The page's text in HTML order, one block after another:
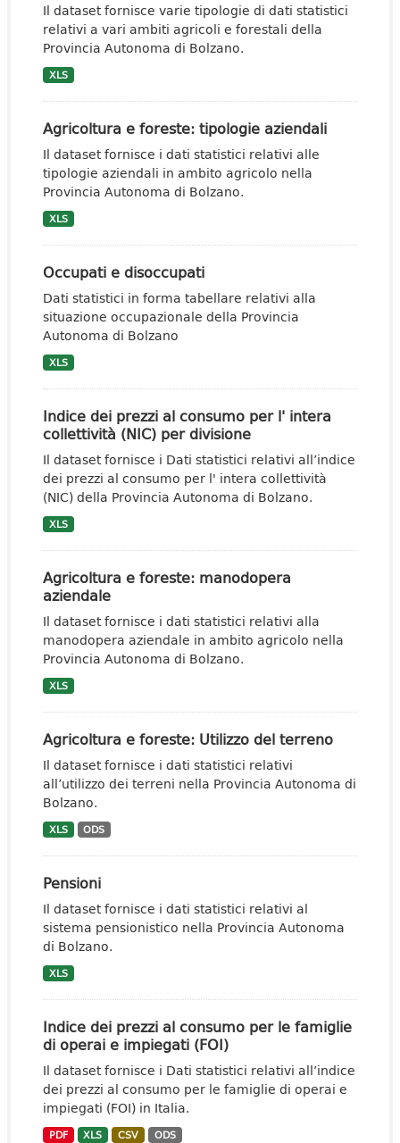
Il dataset fornisce varie tipologie di dati statistici
relativi a vari ambiti agricoli e forestali della
Provincia Autonoma di Bolzano.
XLS
Agricoltura e foreste: tipologie aziendali
Il dataset fornisce i dati statistici relativi alle
tipologie aziendali in ambito agricolo nella
Provincia Autonoma di Bolzano.
XLS
Occupati e disoccupati
Dati statistici in forma tabellare relativi alla
situazione occupazionale della Provincia
Autonoma di Bolzano
XLS
Indice dei prezzi al consumo per l' intera
collettività (NIC) per divisione
Il dataset fornisce i Dati statistici relativi all’indice
dei prezzi al consumo per l' intera collettività
(NIC) della Provincia Autonoma di Bolzano.
XLS
Agricoltura e foreste: manodopera
aziendale
Il dataset fornisce i dati statistici relativi alla
manodopera aziendale in ambito agricolo nella
Provincia Autonoma di Bolzano.
XLS
Agricoltura e foreste: Utilizzo del terreno
Il dataset fornisce i dati statistici relativi
all’utilizzo dei terreni nella Provincia Autonoma di
Bolzano.
XLS ODS
Pensioni
Il dataset fornisce i dati statistici relativi al
sistema pensionistico nella Provincia Autonoma
di Bolzano.
XLS
Indice dei prezzi al consumo per le famiglie
di operai e impiegati (FOI)
Il dataset fornisce i Dati statistici relativi all’indice
dei prezzi al consumo per le famiglie di operai e
impiegati (FOI) in Italia.
PDF XLS CSV ODS